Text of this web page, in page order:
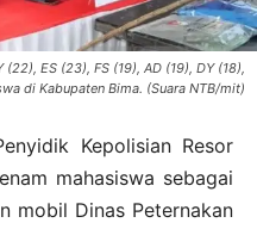
ES (23), FS (19), AD (19), DY (18),
di Kabupaten Bima. (Suara NTB/mit)
Kepolisian Resor
mahasiswa sebagai
mobil Dinas Peternakan